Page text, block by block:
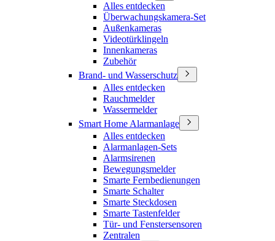
Alles entdecken
Überwachungskamera-Set
Außenkameras
Videotürklingeln
Innenkameras
Zubehör
Brand- und Wasserschutz
Alles entdecken
Rauchmelder
Wassermelder
Smart Home Alarmanlage
Alles entdecken
Alarmanlagen-Sets
Alarmsirenen
Bewegungsmelder
Smarte Fernbedienungen
Smarte Schalter
Smarte Steckdosen
Smarte Tastenfelder
Tür- und Fenstersensoren
Zentralen